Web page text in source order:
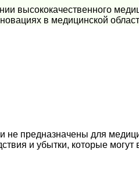
высококачественного
в медицинской
предназначены для
и убытки, которые